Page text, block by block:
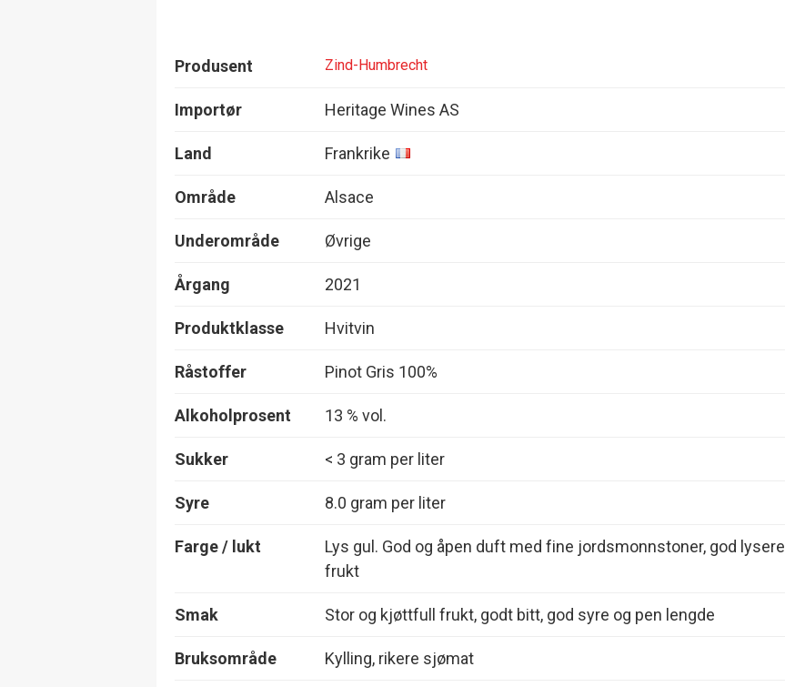
Produsent Zind-Humbrecht
Importør Heritage Wines AS
Land Frankrike
Område Alsace
Underområde Øvrige
Årgang 2021
Produktklasse Hvitvin
Råstoffer Pinot Gris 100%
Alkoholprosent 13 % vol.
Sukker < 3 gram per liter
Syre 8.0 gram per liter
Farge / lukt
Lys gul. God og åpen duft med fine jordsmonnstoner, god lysere
frukt
Smak Stor og kjøttfull frukt, godt bitt, god syre og pen lengde
Bruksområde Kylling, rikere sjømat